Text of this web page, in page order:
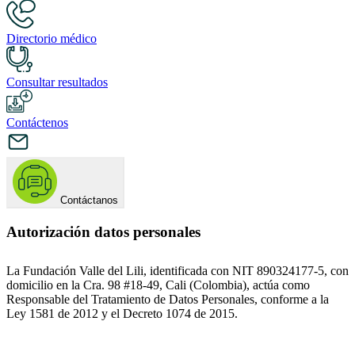
Directorio médico
Consultar resultados
Contáctenos
Contáctanos
Autorización datos personales
La Fundación Valle del Lili, identificada con NIT 890324177-5, con
domicilio en la Cra. 98 #18-49, Cali (Colombia), actúa como
Responsable del Tratamiento de Datos Personales, conforme a la
Ley 1581 de 2012 y el Decreto 1074 de 2015.